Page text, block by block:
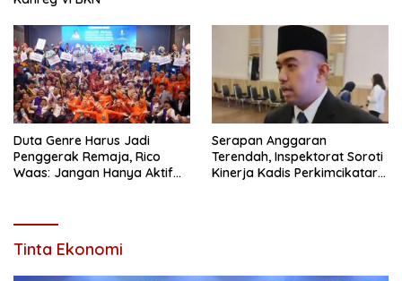
Duta Genre Harus Jadi
Penggerak Remaja, Rico
Waas: Jangan Hanya Aktif
Serapan Anggaran
Terendah, Inspektorat Soroti
Kinerja Kadis Perkimcikataru
Tinta Ekonomi